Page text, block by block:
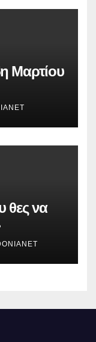
Μαρτίου
θες να